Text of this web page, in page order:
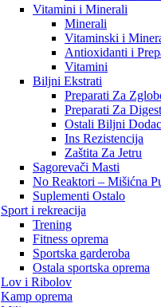
Vitamini i Minerali
Minerali
Vitaminski i
Antioxidanti i
Vitamini
Biljni Ekstrati
Preparati Za
Preparati Za
Ostali Biljni
Ins Rezistencija
Zaštita Za Jetru
Sagorevači Masti
No Reaktori – Mišićna
Suplementi Ostalo
Sport i rekreacija
Trening
Fitness oprema
Sportska garderoba
Ostala sportska oprema
Lov i Ribolov
Kamp oprema